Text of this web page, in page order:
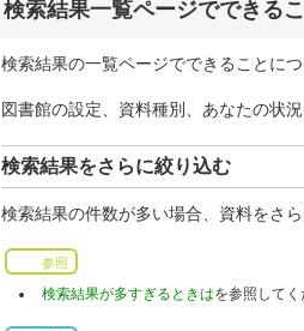
検索結果一覧ページでできる
検索結果の一覧ページでできることにつ
図書館の設定、資料種別、あなたの状
検索結果をさらに絞り込む
検索結果の件数が多い場合、資料をさ
参照
検索結果が多すぎるときはを参照してく